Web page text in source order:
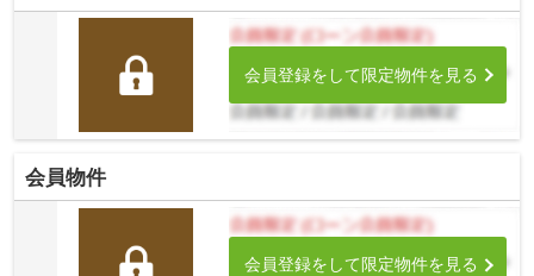
会員登録をして限定物件を見る
会員物件
会員登録をして限定物件を見る